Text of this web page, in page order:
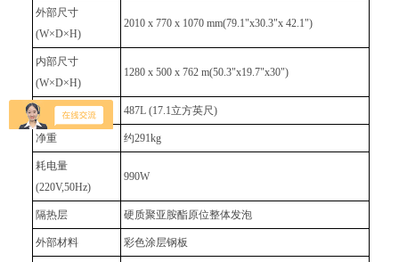
外部尺寸
(W×D×H)
2010 x 770 x 1070 mm(79.1"x30.3"x 42.1")
内部尺寸
(W×D×H)
1280 x 500 x 762 m(50.3"x19.7"x30")
有效容积 487L (17.1立方英尺)
净重 约291kg
耗电量
(220V,50Hz)
990W
隔热层 硬质聚亚胺酯原位整体发泡
外部材料 彩色涂层钢板